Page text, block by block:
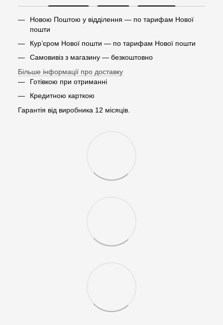
Новою Поштою у відділення — по тарифам Нової
пошти
Кур’єром Нової пошти — по тарифам Нової пошти
Самовивіз з магазину — безкоштовно
Більше інформації про доставку
Готівкою при отриманні
Кредитною карткою
Гарантія від виробника 12 місяців.